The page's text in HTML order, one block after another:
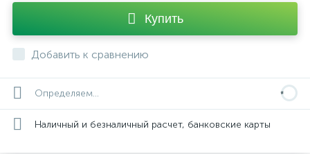
Купить
Добавить к сравнению
Определяем...
Наличный и безналичный расчет, банковские карты